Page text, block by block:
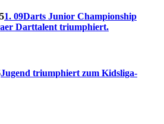
1. 09Darts Junior Championship
Darttalent triumphiert.
Jugend triumphiert zum Kidsliga-